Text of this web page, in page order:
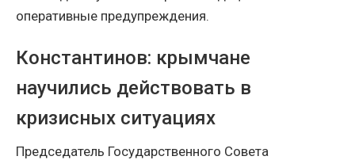
оперативные предупреждения.
Константинов: крымчане
научились действовать в
кризисных ситуациях
Председатель Государственного Совета